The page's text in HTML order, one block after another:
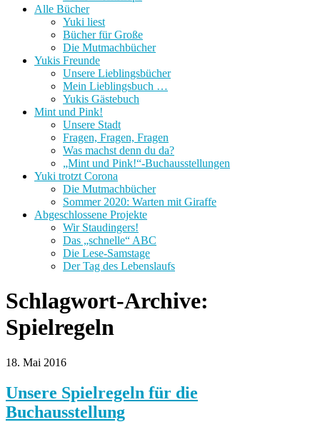
Alle Bücher
Yuki liest
Bücher für Große
Die Mutmachbücher
Yukis Freunde
Unsere Lieblingsbücher
Mein Lieblingsbuch …
Yukis Gästebuch
Mint und Pink!
Unsere Stadt
Fragen, Fragen, Fragen
Was machst denn du da?
„Mint und Pink!“-Buchausstellungen
Yuki trotzt Corona
Die Mutmachbücher
Sommer 2020: Warten mit Giraffe
Abgeschlossene Projekte
Wir Staudingers!
Das „schnelle“ ABC
Die Lese-Samstage
Der Tag des Lebenslaufs
Schlagwort-Archive:
Spielregeln
18. Mai 2016
Unsere Spielregeln für die
Buchausstellung